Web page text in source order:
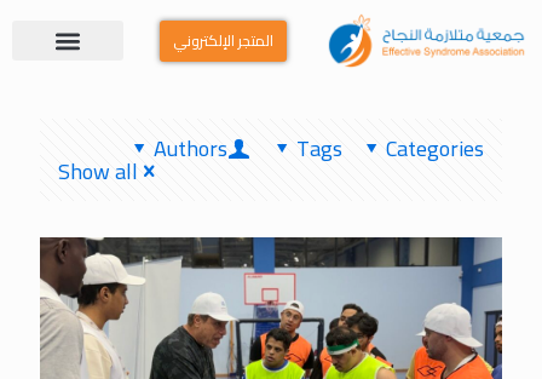
المتجر الإلكتروني
Categories
Tags
Authors
Show all